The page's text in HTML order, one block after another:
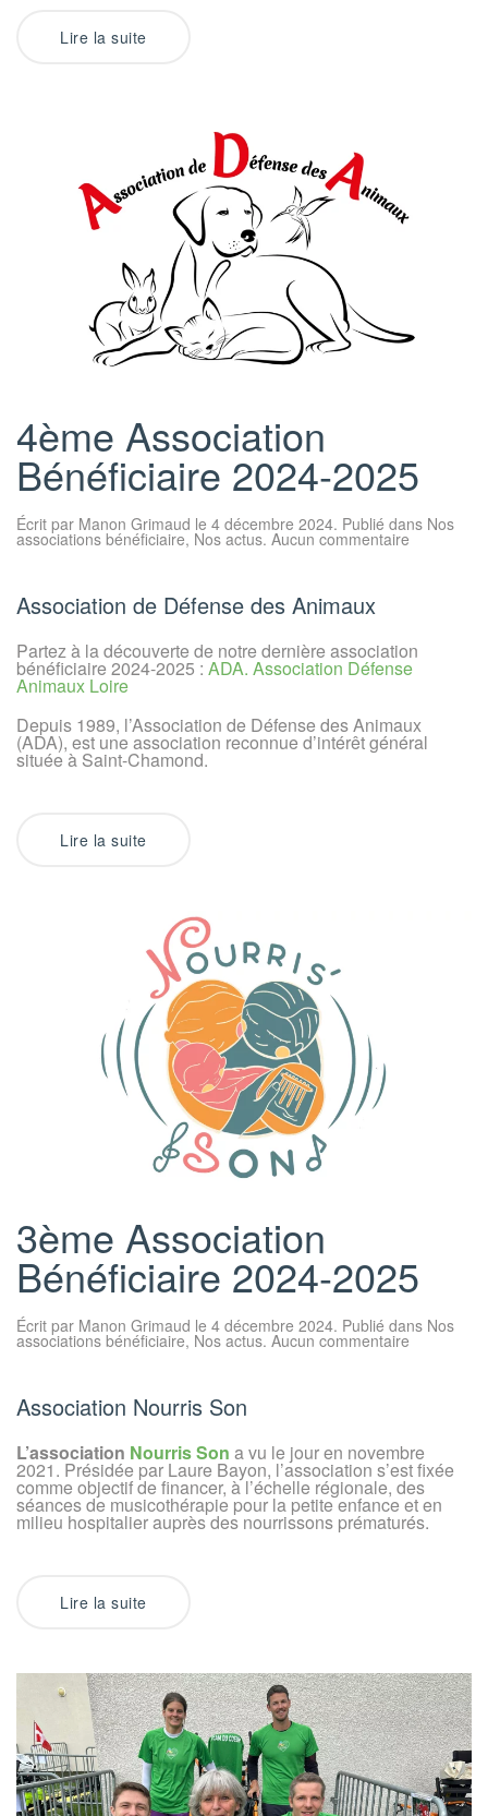
Lire la suite
4ème Association
Bénéficiaire 2024-2025
Écrit par Manon Grimaud le 4 décembre 2024. Publié dans Nos
associations bénéficiaire, Nos actus. Aucun commentairesur
Association de Défense des Animaux
Partez à la découverte de notre dernière association
bénéficiaire 2024-2025 : ADA. Association Défense
Animaux Loire
Depuis 1989, l’Association de Défense des Animaux
(ADA), est une association reconnue d’intérêt général
située à Saint-Chamond.
Lire la suite
3ème Association
Bénéficiaire 2024-2025
Écrit par Manon Grimaud le 4 décembre 2024. Publié dans Nos
associations bénéficiaire, Nos actus. Aucun commentairesur
Association Nourris Son
L’association Nourris Son a vu le jour en novembre
2021. Présidée par Laure Bayon, l’association s’est fixée
comme objectif de financer, à l’échelle régionale, des
séances de musicothérapie pour la petite enfance et en
milieu hospitalier auprès des nourrissons prématurés.
Lire la suite